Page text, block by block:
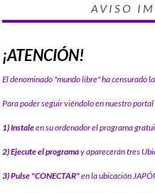
AVISO
¡ATENCIÓN!
El denominado "mundo libre" ha censurado
Para poder seguir viéndolo en nuestro
1) Instaleen su ordenador el programa
2) Ejecute el programay aparecerán tres
3) Pulse "CONECTAR"en la ubicación